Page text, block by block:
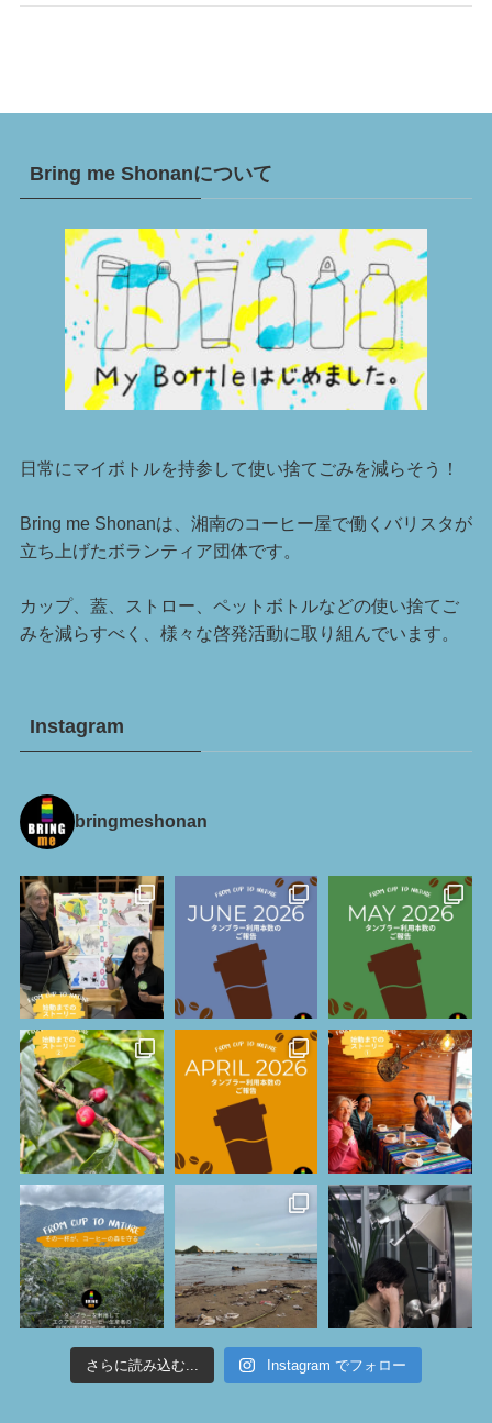
Bring me Shonanについて
日常にマイボトルを持参して使い捨てごみを減らそう！
Bring me Shonanは、湘南のコーヒー屋で働くバリスタが
立ち上げたボランティア団体です。
カップ、蓋、ストロー、ペットボトルなどの使い捨てご
みを減らすべく、様々な啓発活動に取り組んでいます。
Instagram
bringmeshonan
さらに読み込む... Instagram でフォロー